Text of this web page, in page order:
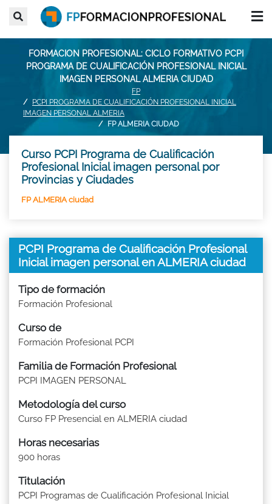
FORMACION PROFESIONAL: CICLO FORMATIVO PCPI
PROGRAMA DE CUALIFICACIÓN PROFESIONAL INICIAL
IMAGEN PERSONAL ALMERIA CIUDAD
FP
PCPI PROGRAMA DE CUALIFICACIÓN PROFESIONAL INICIAL
IMAGEN PERSONAL ALMERIA
FP ALMERIA CIUDAD
Curso PCPI Programa de Cualificación
Profesional Inicial imagen personal por
Provincias y Ciudades
FP ALMERIA ciudad
PCPI Programa de Cualificación Profesional
Inicial imagen personal en ALMERIA ciudad
Tipo de formación
Formación Profesional
Curso de
Formación Profesional PCPI
Familia de Formación Profesional
PCPI IMAGEN PERSONAL
Metodología del curso
Curso FP Presencial en ALMERIA ciudad
Horas necesarias
900 horas
Titulación
PCPI Programas de Cualificación Profesional Inicial